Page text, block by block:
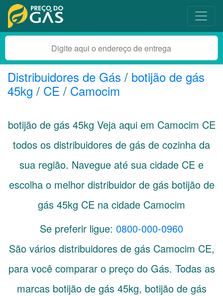
Distribuidores de Gás / botijão de gás
45kg / CE / Camocim
botijão de gás 45kg Veja aqui em Camocim CE
todos os distribuidores de gás de cozinha da
sua região. Navegue até sua cidade CE e
escolha o melhor distribuidor de gás botijão de
gás 45kg CE na cidade Camocim
Se preferir ligue: 0800-000-0960
São vários distribuidores de gás Camocim CE,
para você comparar o preço do Gás. Todas as
marcas botijão de gás 45kg, botijão de gás